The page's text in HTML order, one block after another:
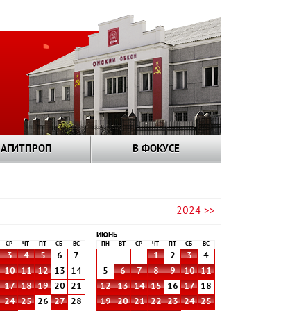
АГИТПРОП В ФОКУСЕ
2024 >>
СР ЧТ СБ ВС
3 4 5 6
7
10 11 12 13
14
17 18 19 20
21
24 25 26 27
28
ИЮНЬ
ПН ВТ СР ЧТ СБ ВС
1 2 3
4
5
6 7 8 9 10
11
12
13 14 15 16 17
18
19
20 21 22 23 24
25